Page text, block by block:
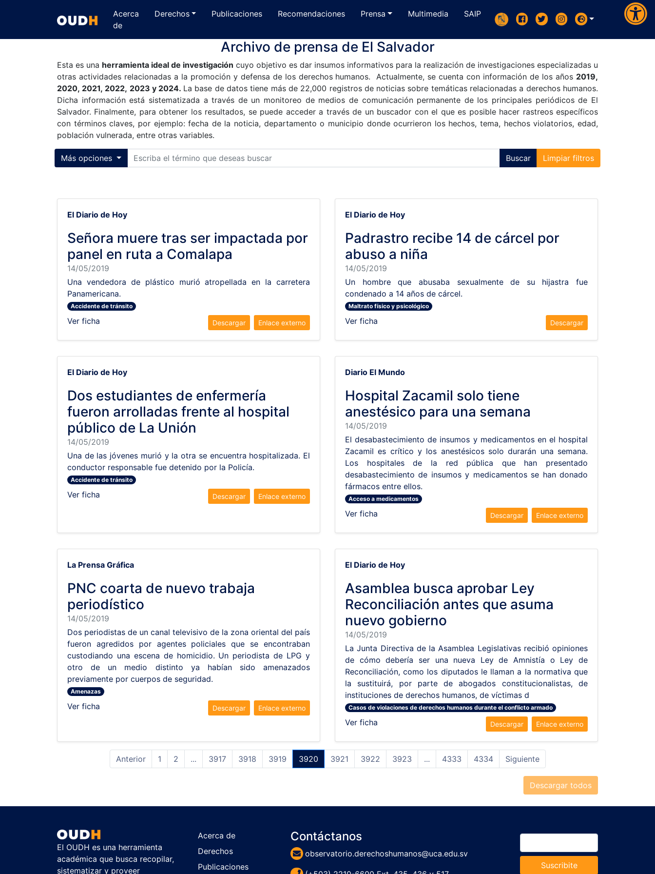
Acerca
de
Derechos Publicaciones Recomendaciones Prensa Multimedia SAIP
Archivo de prensa de El Salvador
Esta es una herramienta ideal de investigación cuyo objetivo es dar insumos informativos para la realización de investigaciones especializadas u
otras actividades relacionadas a la promoción y defensa de los derechos humanos. Actualmente, se cuenta con información de los años 2019,
2020, 2021, 2022, 2023 y 2024. La base de datos tiene más de 22,000 registros de noticias sobre temáticas relacionadas a derechos humanos.
Dicha información está sistematizada a través de un monitoreo de medios de comunicación permanente de los principales periódicos de El
Salvador. Finalmente, para obtener los resultados, se puede acceder a través de un buscador con el que es posible hacer rastreos específicos
con términos claves, por ejemplo: fecha de la noticia, departamento o municipio donde ocurrieron los hechos, tema, hechos violatorios, edad,
población vulnerada, entre otras variables.
Toggle collapse
Más opciones Buscar Limpiar filtros
El Diario de Hoy
Señora muere tras ser impactada por
panel en ruta a Comalapa
14/05/2019
Una vendedora de plástico murió atropellada en la carretera
Panamericana.
Accidente de tránsito
Ver ficha Enlace externo
Descargar
El Diario de Hoy
Padrastro recibe 14 de cárcel por
abuso a niña
14/05/2019
Un hombre que abusaba sexualmente de su hijastra fue
condenado a 14 años de cárcel.
Maltrato físico y psicológico
Ver ficha Descargar
El Diario de Hoy
Dos estudiantes de enfermería
fueron arrolladas frente al hospital
público de La Unión
14/05/2019
Una de las jóvenes murió y la otra se encuentra hospitalizada. El
conductor responsable fue detenido por la Policía.
Accidente de tránsito
Ver ficha Enlace externo
Descargar
Diario El Mundo
Hospital Zacamil solo tiene
anestésico para una semana
14/05/2019
El desabastecimiento de insumos y medicamentos en el hospital
Zacamil es crítico y los anestésicos solo durarán una semana.
Los hospitales de la red pública que han presentado
desabastecimiento de insumos y medicamentos se han donado
fármacos entre ellos.
Acceso a medicamentos
Ver ficha Enlace externo
Descargar
La Prensa Gráfica
PNC coarta de nuevo trabaja
periodístico
14/05/2019
Dos periodistas de un canal televisivo de la zona oriental del país
fueron agredidos por agentes policiales que se encontraban
custodiando una escena de homicidio. Un periodista de LPG y
otro de un medio distinto ya habían sido amenazados
previamente por cuerpos de seguridad.
Amenazas
Ver ficha Enlace externo
Descargar
El Diario de Hoy
Asamblea busca aprobar Ley
Reconciliación antes que asuma
nuevo gobierno
14/05/2019
La Junta Directiva de la Asamblea Legislativas recibió opiniones
de cómo debería ser una nueva Ley de Amnistía o Ley de
Reconciliación, como los diputados le llaman a la normativa que
la sustituirá, por parte de abogados constitucionalistas, de
instituciones de derechos humanos, de víctimas d
Casos de violaciones de derechos humanos durante el conflicto armado
Ver ficha Enlace externo
Descargar
Anterior 1 2 ... 3917 3918 3919 3920 3921 3922 3923 ... 4333 4334 Siguiente
Descargar todos
El OUDH es una herramienta
académica que busca recopilar,
sistematizar y proveer
Acerca de
Derechos
Publicaciones
Contáctanos
observatorio.derechoshumanos@uca.edu.sv
Suscribite